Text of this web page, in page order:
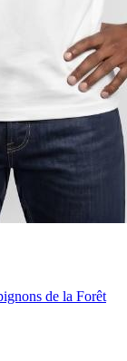
de la Forêt